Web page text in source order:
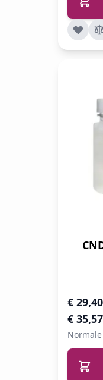
€ 35,57
€ 29,40